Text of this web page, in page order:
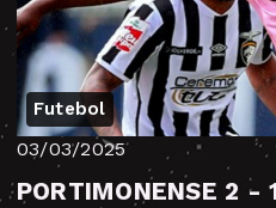
Futebol
03/03/2025
PORTIMONENSE 2 -